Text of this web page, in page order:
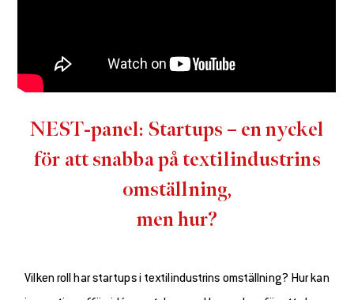
NEST-panel: Startups – en nyckel
för att snabba på textilindustrins
omställning,
men hur?
Vilken roll har startups i textilindustrins omställning? Hur kan